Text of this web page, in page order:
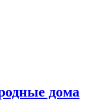
дома